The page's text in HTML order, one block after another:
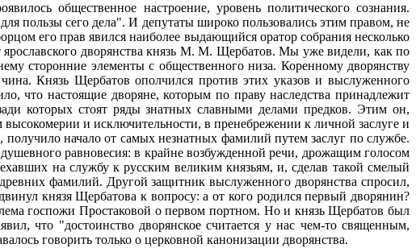
общественное настроение, уровень политического сознания.
пользы сего дела". И депутаты широко пользовались этим правом, не
его прав явился наиболее выдающийся оратор собрания несколько
дворянства князь М. М. Щербатов. Мы уже видели, как по
сторонние элементы с общественного низа. Коренному дворянству
Князь Щербатов ополчился против этих указов и выслуженного
что настоящие дворяне, которым по праву наследства принадлежит
которых стоят ряды знатных славными делами предков. Этим он,
и исключительности, в пренебрежении к личной заслуге и
начало от самых незнатных фамилий путем заслуг по службе.
равновесия: в крайне возбужденной речи, дрожащим голосом
на службу к русским великим князьям, и, сделав такой смелый
фамилий. Другой защитник выслуженного дворянства спросил,
князя Щербатова к вопросу: а от кого родился первый дворянин?
госпожи Простаковой о первом портном. Но и князь Щербатов был
что "достоинство дворянское считается у нас чем-то священным,
говорить только о церковной канонизации дворянства.